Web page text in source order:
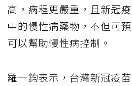
高，病程更嚴重，且新冠
中的慢性病藥物，不但可
可以幫助慢性病控制。
羅一鈞表示，台灣新冠疫